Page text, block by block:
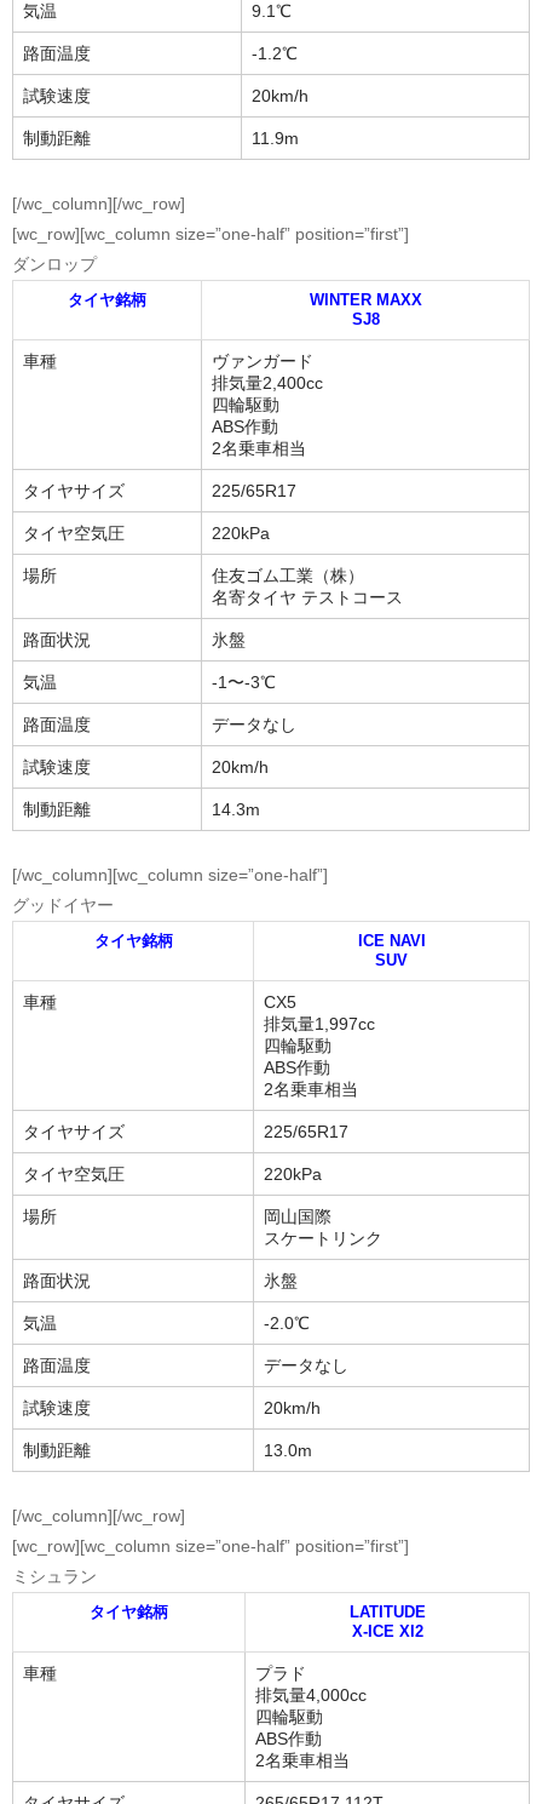
気温 9.1℃
路面温度 -1.2℃
試験速度 20km/h
制動距離 11.9m
[/wc_column][/wc_row]
[wc_row][wc_column size=”one-half” position=”first”]
ダンロップ
タイヤ銘柄
WINTER MAXX
SJ8
車種
ヴァンガード
排気量2,400cc
四輪駆動
ABS作動
2名乗車相当
タイヤサイズ 225/65R17
タイヤ空気圧 220kPa
場所
住友ゴム工業（株）
名寄タイヤ テストコース
路面状況 氷盤
気温 -1〜-3℃
路面温度 データなし
試験速度 20km/h
制動距離 14.3m
[/wc_column][wc_column size=”one-half”]
グッドイヤー
タイヤ銘柄
ICE NAVI
SUV
車種
CX5
排気量1,997cc
四輪駆動
ABS作動
2名乗車相当
タイヤサイズ 225/65R17
タイヤ空気圧 220kPa
場所
岡山国際
スケートリンク
路面状況 氷盤
気温 -2.0℃
路面温度 データなし
試験速度 20km/h
制動距離 13.0m
[/wc_column][/wc_row]
[wc_row][wc_column size=”one-half” position=”first”]
ミシュラン
タイヤ銘柄
LATITUDE
X-ICE XI2
車種
プラド
排気量4,000cc
四輪駆動
ABS作動
2名乗車相当